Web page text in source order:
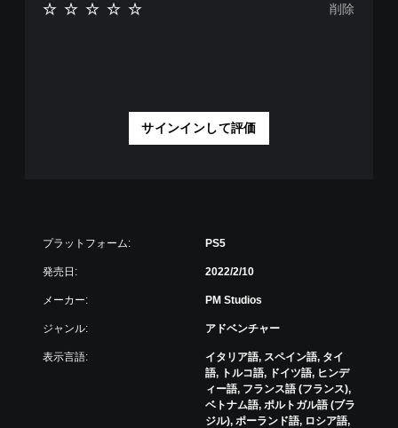
サインインして評価
削除
プラットフォーム: PS5
発売日: 2022/2/10
メーカー: PM Studios
ジャンル: アドベンチャー
表示言語:
イタリア語, スペイン語, タイ
語, トルコ語, ドイツ語, ヒンデ
ィー語, フランス語 (フランス),
ベトナム語, ポルトガル語 (ブラ
ジル), ポーランド語, ロシア語,